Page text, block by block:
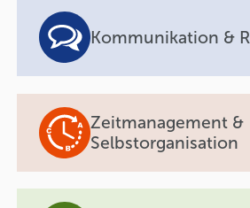
Kommunikation &
Zeitmanagement &
Selbstorganisation